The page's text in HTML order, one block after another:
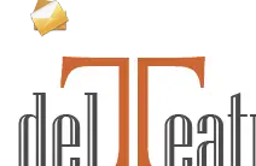
Video
Chi siamo
Contatti